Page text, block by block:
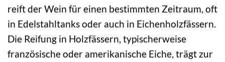
reift der Wein für einen bestimmten Zeitraum, oft
in Edelstahltanks oder auch in Eichenholzfässern.
Die Reifung in Holzfässern, typischerweise
französische oder amerikanische Eiche, trägt zur